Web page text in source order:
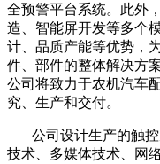
全预警平台系统。此外
造、智能屏开发等多个
计、品质产能等优势，
件、部件的整体解决方
公司将致力于农机汽车
究、生产和交付。
公司设计生产的触
技术、多媒体技术、网